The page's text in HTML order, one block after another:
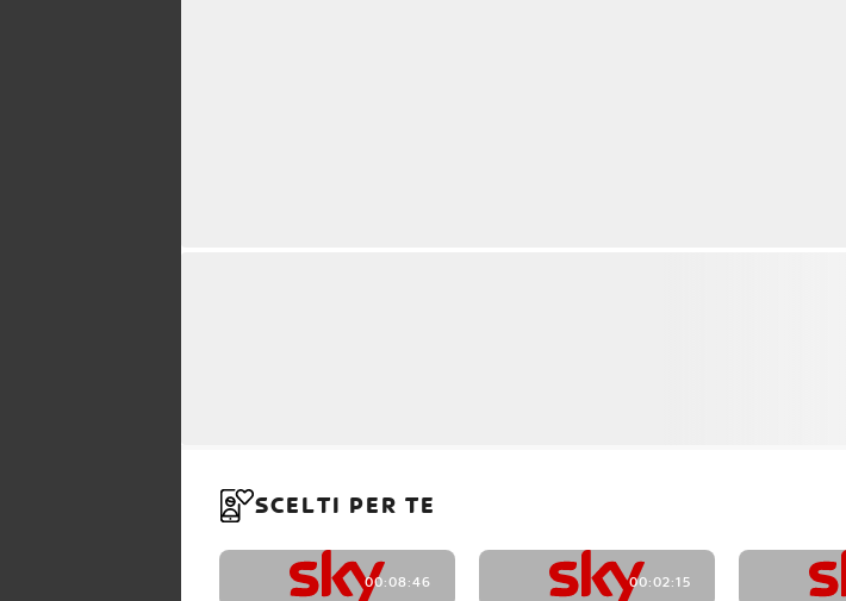
SCELTI PER TE
00:08:46 00:02:15